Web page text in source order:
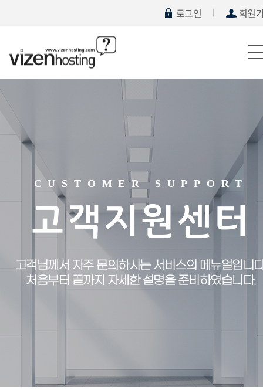
로그인 회원
CUSTOMER SUPPORT
고객지원센터
고객님께서 자주 문의하시는 서비스의 메뉴얼입니
처음부터 끝까지 자세한 설명을 준비하였습니다.